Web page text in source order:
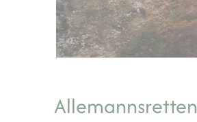
Allemannsretten